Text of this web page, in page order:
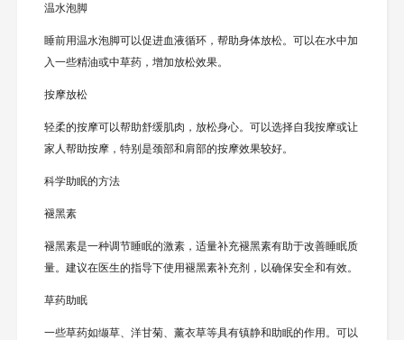
温水泡脚
睡前用温水泡脚可以促进血液循环，帮助身体放松。可以在水中加
入一些精油或中草药，增加放松效果。
按摩放松
轻柔的按摩可以帮助舒缓肌肉，放松身心。可以选择自我按摩或让
家人帮助按摩，特别是颈部和肩部的按摩效果较好。
科学助眠的方法
褪黑素
褪黑素是一种调节睡眠的激素，适量补充褪黑素有助于改善睡眠质
量。建议在医生的指导下使用褪黑素补充剂，以确保安全和有效。
草药助眠
一些草药如缬草、洋甘菊、薰衣草等具有镇静和助眠的作用。可以